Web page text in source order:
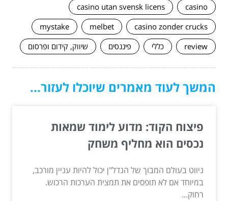
casino
casino utan svensk licens
casino zonder crucks
melbet
mystake
review
כללי פיננסים שיווק, קידום ופרסום
המשך לעוד מאמרים שיוכלו לעזור...
פיצוח הקוד: מדוע לימוד שמאות
נכסים הוא מחליף משחק
ניווט בעולם המבוך של הנדל"ן יכול להיות עניין מורכב,
במיוחד אם לא תופסים את תמצית הערכות הרכוש.
רחוק...